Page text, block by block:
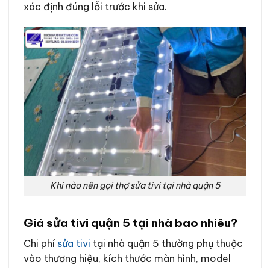
xác định đúng lỗi trước khi sửa.
Khi nào nên gọi thợ sửa tivi tại nhà quận 5
Giá sửa tivi quận 5 tại nhà bao nhiêu?
Chi phí sửa tivi tại nhà quận 5 thường phụ thuộc
vào thương hiệu, kích thước màn hình, model